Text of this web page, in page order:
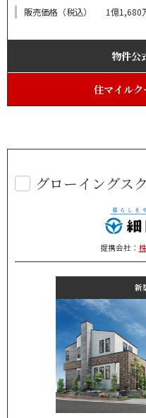
販売価格（税込）
1億1,680
物件公
住マイルク
グローイングス
提携会社：
新